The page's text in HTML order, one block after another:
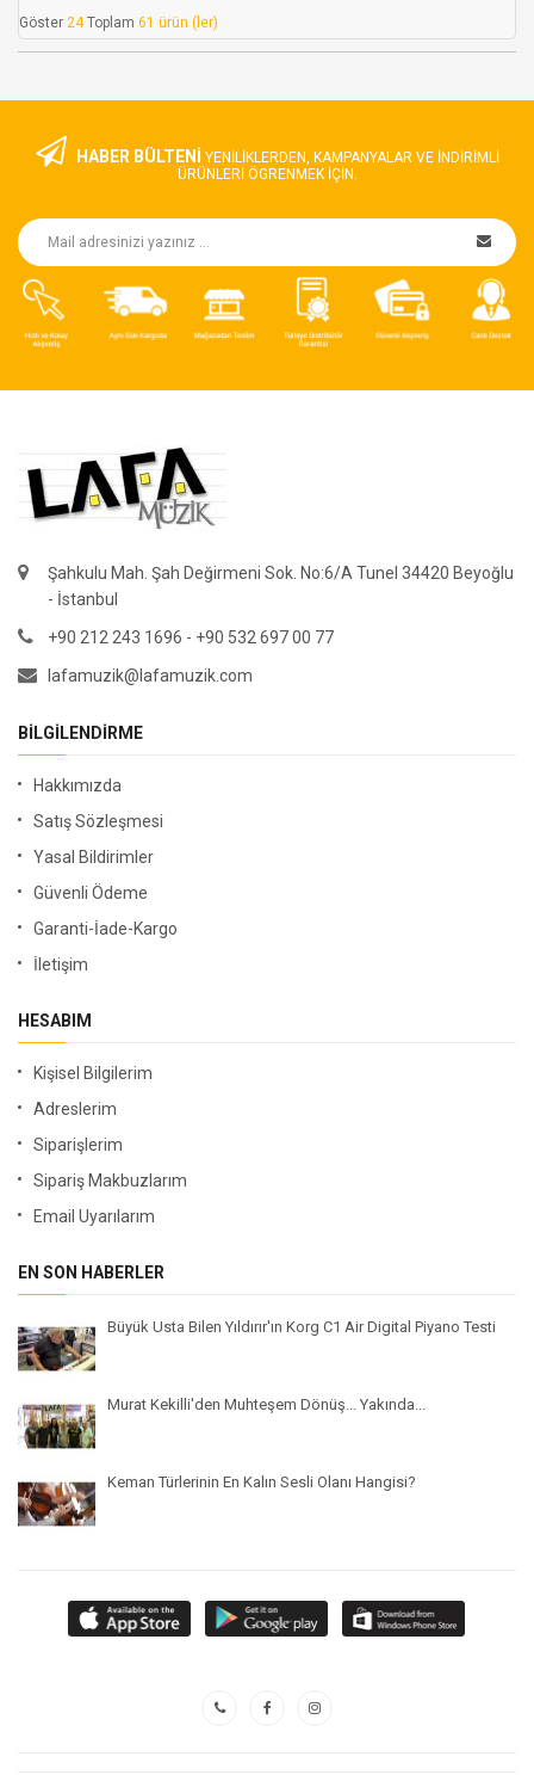
Göster 24Toplam 61 ürün (ler)
HABER BÜLTENİ YENILIKLERDEN, KAMPANYALAR VE INDIRIMLI
ÜRÜNLERI ÖGRENMEK IÇIN.
Şahkulu Mah. Şah Değirmeni Sok. No:6/A Tunel 34420 Beyoğlu
- İstanbul
+90 212 243 1696 - +90 532 697 00 77
lafamuzik@lafamuzik.com
BILGILENDIRME
Hakkımızda
Satış Sözleşmesi
Yasal Bildirimler
Güvenli Ödeme
Garanti-İade-Kargo
İletişim
HESABIM
Kişisel Bilgilerim
Adreslerim
Siparişlerim
Sipariş Makbuzlarım
Email Uyarılarım
EN SON HABERLER
Büyük Usta Bilen Yıldırır'ın Korg C1 Air Digital Piyano Testi
Murat Kekilli'den Muhteşem Dönüş... Yakında...
Keman Türlerinin En Kalın Sesli Olanı Hangisi?